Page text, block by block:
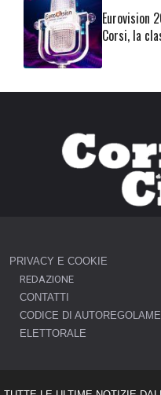
Eurovision
Corsi, la
PRIVACY E COOKIE
REDAZIONE
CONTATTI
CODICE DI
ELETTORALE